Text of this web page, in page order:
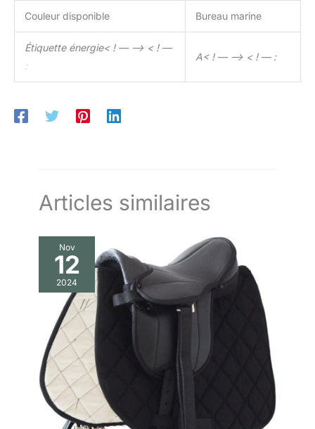
réglage. Conçu pour l'hiver, il s'adapte parfaitement,
empêchant l'intrusion d'air froid. La couverture est fabriquée
selon les plus hauts standards de qualité et de commodité,
offrant une couverture complète sans entraver les mouvements
de votre cheval, ce qui en fait un élément fiable de votre
couverture, la housse est facilement amovible pour un lavage
terme tout en préservant les effets réconfortants de la
Couleur disponible Bureau marine
Étiquette énergie< ! — –> < ! —
:
A< ! — –> < ! — :
Articles similaires
Nov
12
2024